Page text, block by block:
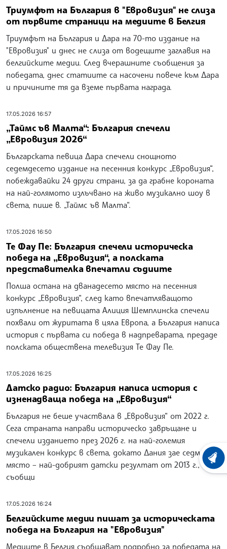
Триумфът на България в "Евровизия" не слиза
от първите страници на медиите в Белгия
Триумфът на България и Дара на 70-то издание на
"Евровизия" и днес не слиза от водещите заглавия на
белгийските медии. След вчерашните съобщения за
победата, днес статиите са насочени повече към Дара
и причините тя да вземе първата награда.
17.05.2026 16:57
„Таймс ъв Малта“: България спечели
„Евровизия 2026“
Българската певица Дара спечели снощното
седемдесето издание на песенния конкурс „Евровизия“,
побеждавайки 24 други страни, за да грабне короната
на най-голямото излъчвано на живо музикално шоу в
света, пише в. „Таймс ъв Малта“.
17.05.2026 16:50
Те Фау Пе: България спечели историческа
победа на „Евровизия“, а полската
представителка впечатли съдиите
Полша остана на дванадесето място на песенния
конкурс „Евровизия“, след като впечатляващото
изпълнение на певицата Алиция Шемплинска спечели
похвали от журитата в цяла Европа, а България написа
история с първата си победа в надпреварата, предаде
полската обществена телевизия Те Фау Пе.
17.05.2026 16:25
Датско радио: България написа история с
изненадваща победа на „Евровизия“
България не беше участвала в „Евровизия“ от 2022 г.
Сега страната направи историческо завръщане и
спечели изданието през 2026 г. на най-големия
музикален конкурс в света, докато Дания зае седмо
място – най-добрият датски резултат от 2013 г.,
съобщи
17.05.2026 16:24
Белгийските медии пишат за историческата
победа на България на "Евровизия"
Медиите в Белгия съобщават подробно за победата на